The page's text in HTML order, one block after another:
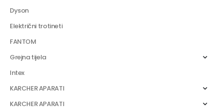
Dyson
Električni trotineti
FANTOM
Grejna tijela
Intex
KARCHER APARATI
KARCHER APARATI